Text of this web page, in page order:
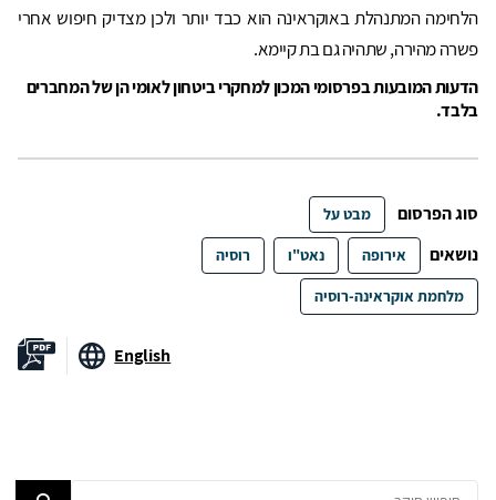
הלחימה המתנהלת באוקראינה הוא כבד יותר ולכן מצדיק חיפוש אחרי
פשרה מהירה, שתהיה גם בת קיימא.
הדעות המובעות בפרסומי המכון למחקרי ביטחון לאומי הן של המחברים
בלבד.
סוג הפרסום מבט על
נושאים אירופה נאט"ו רוסיה
מלחמת אוקראינה-רוסיה
English